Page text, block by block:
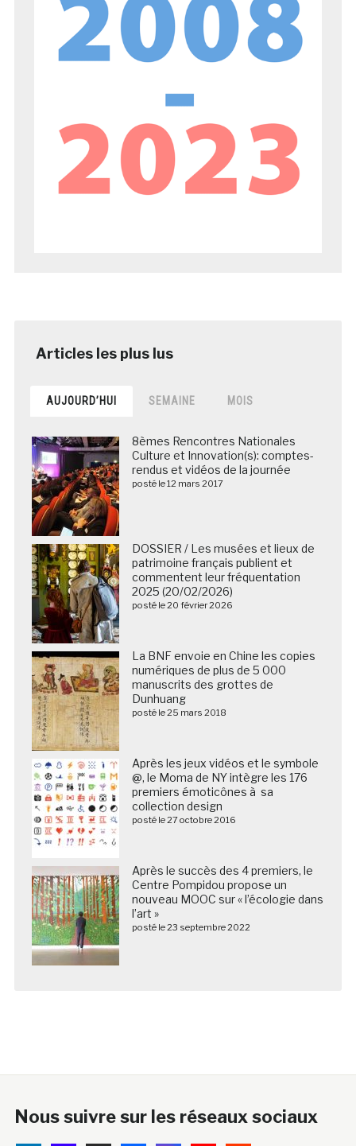
AUJOURD’HUI SEMAINE MOIS
8èmes Rencontres Nationales
Culture et Innovation(s): comptes-
rendus et vidéos de la journée
posté le 12 mars 2017
DOSSIER / Les musées et lieux de
patrimoine français publient et
commentent leur fréquentation
2025 (20/02/2026)
posté le 20 février 2026
La BNF envoie en Chine les copies
numériques de plus de 5 000
manuscrits des grottes de
Dunhuang
posté le 25 mars 2018
Après les jeux vidéos et le symbole
@, le Moma de NY intègre les 176
premiers émoticônes à sa
collection design
posté le 27 octobre 2016
Après le succès des 4 premiers, le
Centre Pompidou propose un
nouveau MOOC sur « l’écologie dans
l’art »
posté le 23 septembre 2022
Nous suivre sur les réseaux sociaux